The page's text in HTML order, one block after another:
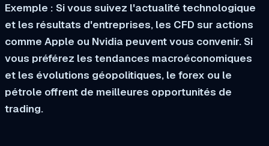
Exemple : Si vous suivez l'actualité technologique
et les résultats d'entreprises, les CFD sur actions
comme Apple ou Nvidia peuvent vous convenir. Si
vous préférez les tendances macroéconomiques
et les évolutions géopolitiques, le forex ou le
pétrole offrent de meilleures opportunités de
trading.